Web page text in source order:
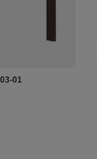
01